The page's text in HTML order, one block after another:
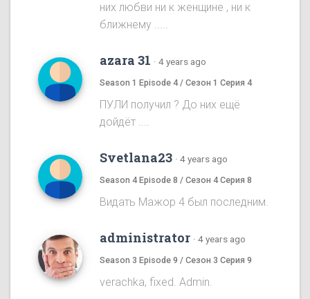
них любви ни к женщине , ни к
ближнему .....
azara 31 · 4 years ago
Season 1 Episode 4 / Сезон 1 Серия 4
ПУЛИ получил ? До них ещё
дойдёт ....
Svetlana23 · 4 years ago
Season 4 Episode 8 / Сезон 4 Серия 8
Видать Мажор 4 был последним.
administrator · 4 years ago
Season 3 Episode 9 / Сезон 3 Серия 9
verachka, fixed. Admin.